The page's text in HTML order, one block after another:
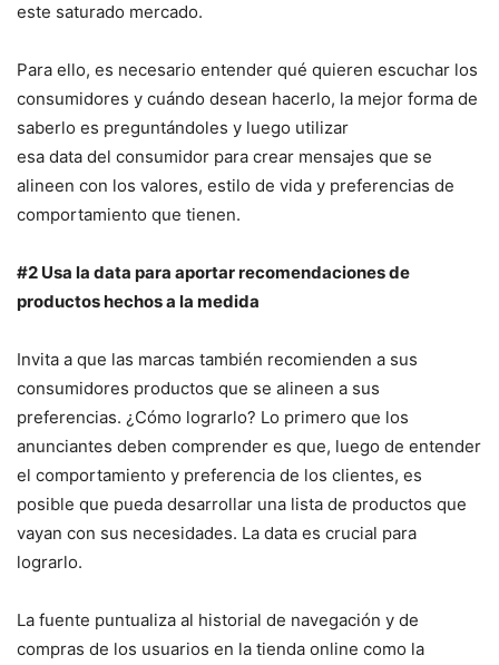
este saturado mercado.
Para ello, es necesario entender qué quieren escuchar los
consumidores y cuándo desean hacerlo, la mejor forma de
saberlo es preguntándoles y luego utilizar
esa data del consumidor para crear mensajes que se
alineen con los valores, estilo de vida y preferencias de
comportamiento que tienen.
#2 Usa la data para aportar recomendaciones de
productos hechos a la medida
Invita a que las marcas también recomienden a sus
consumidores productos que se alineen a sus
preferencias. ¿Cómo lograrlo? Lo primero que los
anunciantes deben comprender es que, luego de entender
el comportamiento y preferencia de los clientes, es
posible que pueda desarrollar una lista de productos que
vayan con sus necesidades. La data es crucial para
lograrlo.
La fuente puntualiza al historial de navegación y de
compras de los usuarios en la tienda online como la